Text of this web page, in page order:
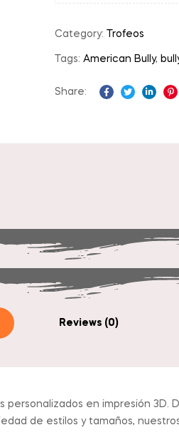
Category: Trofeos
Tags: American Bully,
Share:
Reviews (0)
en impresión
de estilos y tamaños,